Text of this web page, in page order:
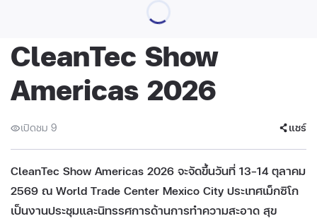
CleanTec Show
Americas 2026
เปิดชม 9 แชร์
CleanTec Show Americas 2026 จะจัดขึ้นวันที่ 13–14 ตุลาคม
2569 ณ World Trade Center Mexico City ประเทศเม็กซิโก
เป็นงานประชุมและนิทรรศการด้านการทำความสะอาด สุข